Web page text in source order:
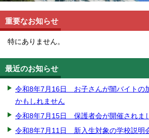
重要なお知らせ
特にありません。
最近のお知らせ
令和8年7月16日 お子さんが闇バイトの
かもしれません
令和8年7月15日 保護者会が開催されま
令和8年7月11日 新入生対象の学校説明